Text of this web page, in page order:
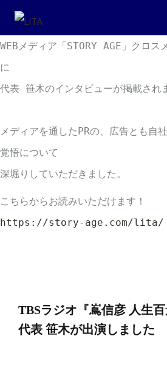
WEBメディア「STORY AGE」クロス
に
代表 笹木のインタビューが掲載され
メディアを通したPRの、広告とも自
覚悟について
深堀りしていただきました。
https://story-age.com/lita/
投
稿
TBSラジオ『嶌信彦 人生
代表 笹木が出演しました